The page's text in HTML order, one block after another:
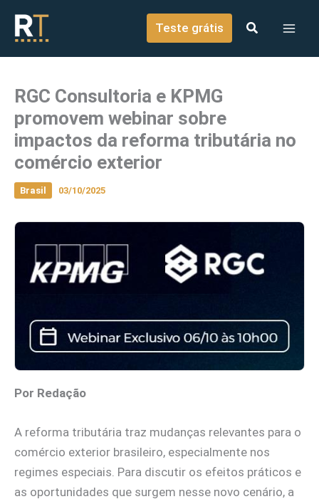
conteúdo
Teste grátis
RGC Consultoria e KPMG
promovem webinar sobre
impactos da reforma tributária no
comércio exterior
Brasil 03/10/2025
Por Redação
A reforma tributária traz mudanças relevantes para o
comércio exterior brasileiro, especialmente nos
regimes especiais. Para discutir os efeitos práticos e
as oportunidades que surgem nesse novo cenário, a